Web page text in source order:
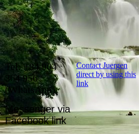
Tel: +84 904
364 956
(WhatsApp)
Messenger via
Facebook link
Contact Juergen
direct by using this
link